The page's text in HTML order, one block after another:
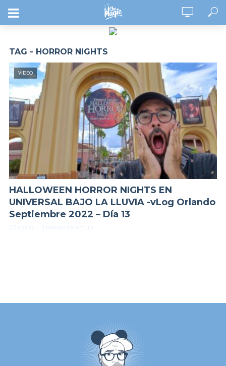
TAG - HORROR NIGHTS
VIDEO
HALLOWEEN HORROR NIGHTS EN
UNIVERSAL BAJO LA LLUVIA -vLog Orlando
Septiembre 2022 – Día 13